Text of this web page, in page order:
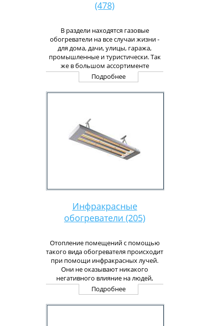
(478)
В раздели находятся газовые
обогреватели на все случаи жизни -
для дома, дачи, улицы, гаража,
промышленные и туристически. Так
же в большом ассортименте
представленны газовые баллоны,
фитинги и фурнитура для газовых
обогревателей.
Подробнее
Инфракрасные
обогреватели (205)
Отопление помещений с помощью
такого вида обогревателя происходит
при помощи инфракрасных лучей.
Они не оказывают никакого
негативного влияние на людей,
поэтому могут применяться для
обогрева жилых помещений, детских
учреждений, больниц, где
Подробнее